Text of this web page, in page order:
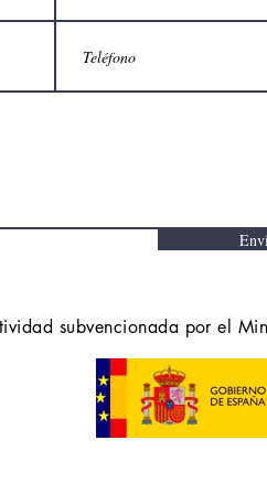
subvencionada por el